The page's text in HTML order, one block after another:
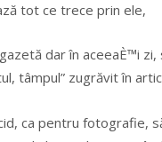
tot ce trece prin ele,
dar în aceeaÈ™i
tâmpul” zugrăvit în
ca pentru fotografie,